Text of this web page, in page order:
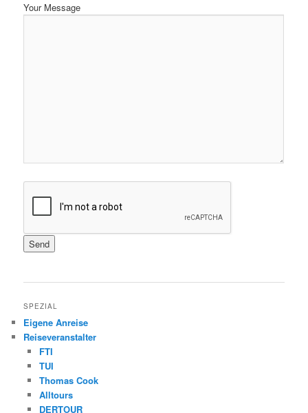
Your Message
SPEZIAL
Eigene Anreise
Reiseveranstalter
FTI
TUI
Thomas Cook
Alltours
DERTOUR